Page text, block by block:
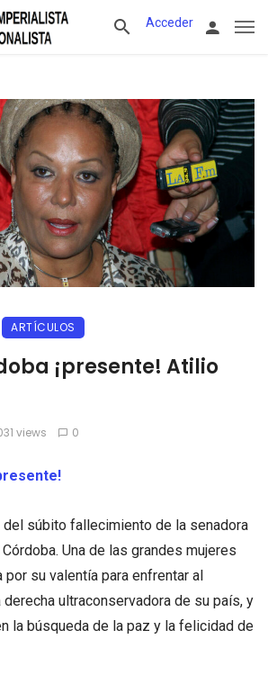
Acceder
ARTÍCULOS
¡presente! Atilio
views 0
súbito fallecimiento de la senadora
Una de las grandes mujeres
su valentía para enfrentar al
ultraconservadora de su país, y
la búsqueda de la paz y la felicidad de